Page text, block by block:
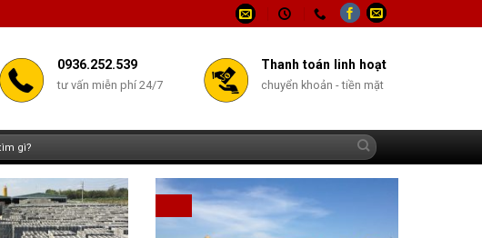
0936.252.539
tư vấn miễn phí 24/7
Thanh toán linh hoạt
chuyển khoản - tiền mặt